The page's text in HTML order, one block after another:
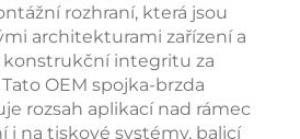
rozhraní, která jsou
architekturami zařízení a
konstrukční integritu za
OEM spojka-brzda
rozsah aplikací nad rámec
i na tiskové systémy, balicí